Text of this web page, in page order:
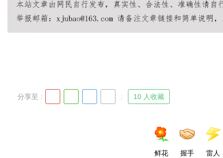
分享至 : 10 人收藏
鲜花 握手 雷人